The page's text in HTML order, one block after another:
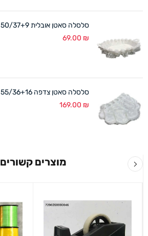
סלסלה סאטן אובלית 50/37+9 ס"מ לבן
69.00 ₪
סלסלה סאטן צדפה 55/36+16 ס"מ לבן
169.00 ₪
מוצרים קשורים